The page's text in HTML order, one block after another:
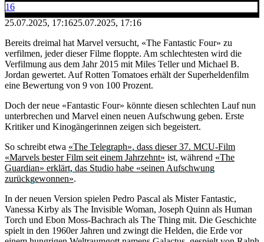
16
25.07.2025, 17:1625.07.2025, 17:16
Bereits dreimal hat Marvel versucht, «The Fantastic Four» zu
verfilmen, jeder dieser Filme floppte. Am schlechtesten wird die
Verfilmung aus dem Jahr 2015 mit Miles Teller und Michael B.
Jordan gewertet. Auf Rotten Tomatoes erhält der Superheldenfilm
eine Bewertung von 9 von 100 Prozent.
Doch der neue «Fantastic Four» könnte diesen schlechten Lauf nun
unterbrechen und Marvel einen neuen Aufschwung geben. Erste
Kritiker und Kinogängerinnen zeigen sich begeistert.
So schreibt etwa «The Telegraph», dass dieser 37. MCU-Film
«Marvels bester Film seit einem Jahrzehnt» ist, während «The
Guardian» erklärt, das Studio habe «seinen Aufschwung
zurückgewonnen».
In der neuen Version spielen Pedro Pascal als Mister Fantastic,
Vanessa Kirby als The Invisible Woman, Joseph Quinn als Human
Torch und Ebon Moss-Bachrach als The Thing mit. Die Geschichte
spielt in den 1960er Jahren und zwingt die Helden, die Erde vor